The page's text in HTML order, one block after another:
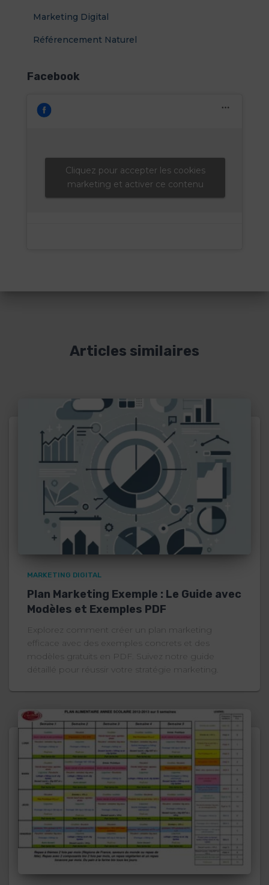
Marketing Digital
Référencement Naturel
Facebook
Cliquez pour accepter les cookies
marketing et activer ce contenu
Articles similaires
MARKETING DIGITAL
Plan Marketing Exemple : Le Guide avec
Modèles et Exemples PDF
Explorez comment créer un plan marketing
efficace avec des exemples concrets et des
modèles gratuits en PDF. Suivez notre guide
détaillé pour réussir votre stratégie marketing.